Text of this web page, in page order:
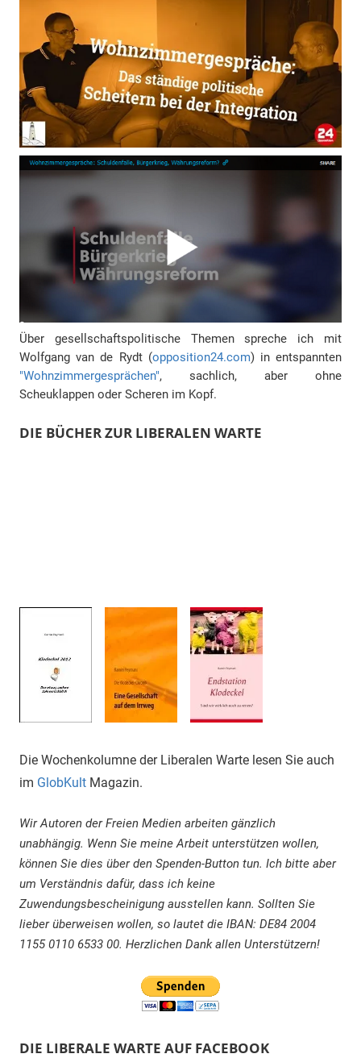
Über gesellschaftspolitische Themen spreche ich mit
Wolfgang van de Rydt (opposition24.com) in entspannten
"Wohnzimmergesprächen", sachlich, aber ohne
Scheuklappen oder Scheren im Kopf.
DIE BÜCHER ZUR LIBERALEN WARTE
Die Wochenkolumne der Liberalen Warte lesen Sie auch
im GlobKult Magazin.
Wir Autoren der Freien Medien arbeiten gänzlich
unabhängig. Wenn Sie meine Arbeit unterstützen wollen,
können Sie dies über den Spenden-Button tun. Ich bitte aber
um Verständnis dafür, dass ich keine
Zuwendungsbescheinigung ausstellen kann. Sollten Sie
lieber überweisen wollen, so lautet die IBAN: DE84 2004
1155 0110 6533 00. Herzlichen Dank allen Unterstützern!
DIE LIBERALE WARTE AUF FACEBOOK